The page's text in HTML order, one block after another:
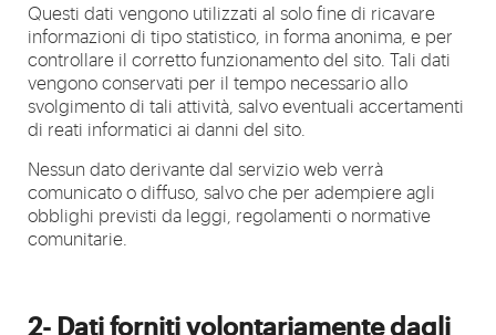
Questi dati vengono utilizzati al solo fine di ricavare
informazioni di tipo statistico, in forma anonima, e per
controllare il corretto funzionamento del sito. Tali dati
vengono conservati per il tempo necessario allo
svolgimento di tali attività, salvo eventuali accertamenti
di reati informatici ai danni del sito.
Nessun dato derivante dal servizio web verrà
comunicato o diffuso, salvo che per adempiere agli
obblighi previsti da leggi, regolamenti o normative
comunitarie.
2- Dati forniti volontariamente dagli